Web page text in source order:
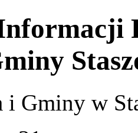
i Gminy w